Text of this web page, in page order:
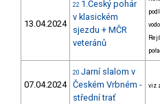
13.04.2024
22 1.Český pohár
v klasickém
sjezdu + MČR
veteránů
07.04.2024
20 Jarní slalom v
Českém Vrbném -
střední trať
viz